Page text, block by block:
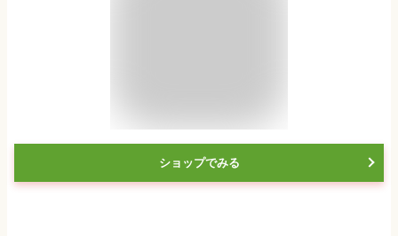
ショップでみる